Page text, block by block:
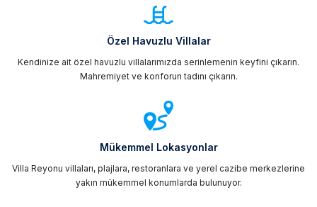
Özel Havuzlu Villalar
Kendinize ait özel havuzlu villalarımızda serinlemenin keyfini çıkarın.
Mahremiyet ve konforun tadını çıkarın.
Mükemmel Lokasyonlar
Villa Reyonu villaları, plajlara, restoranlara ve yerel cazibe merkezlerine
yakın mükemmel konumlarda bulunuyor.